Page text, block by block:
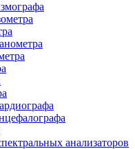
анализаторов